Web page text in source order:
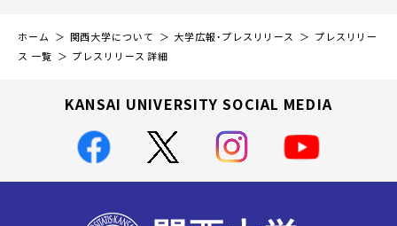
ホーム 関西大学について 大学広報・プレスリリース
プレスリリー
ス 一覧
プレスリリース 詳細
KANSAI UNIVERSITY SOCIAL MEDIA